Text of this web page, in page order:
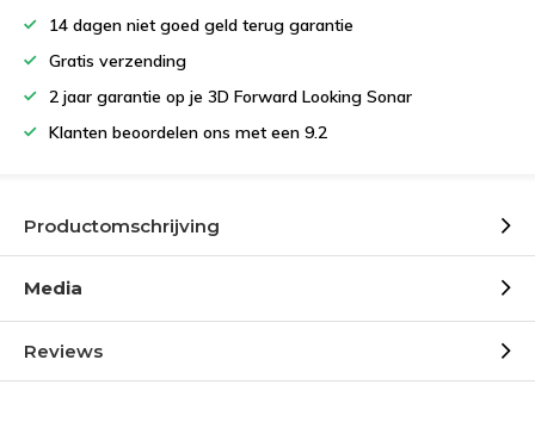
14 dagen niet goed geld terug garantie
Gratis verzending
2 jaar garantie op je 3D Forward Looking Sonar
Klanten beoordelen ons met een 9.2
Productomschrijving
Media
Reviews